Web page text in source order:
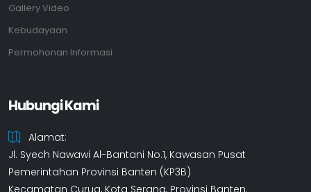
Gallery Video
Kebudayaan
Permohonan Informasi
Hubungi Kami
Alamat:
Jl. Syech Nawawi Al-Bantani No.1, Kawasan Pusat
Pemerintahan Provinsi Banten (KP3B)
Kecamatan Curug, Kota Serang, Provinsi Banten.